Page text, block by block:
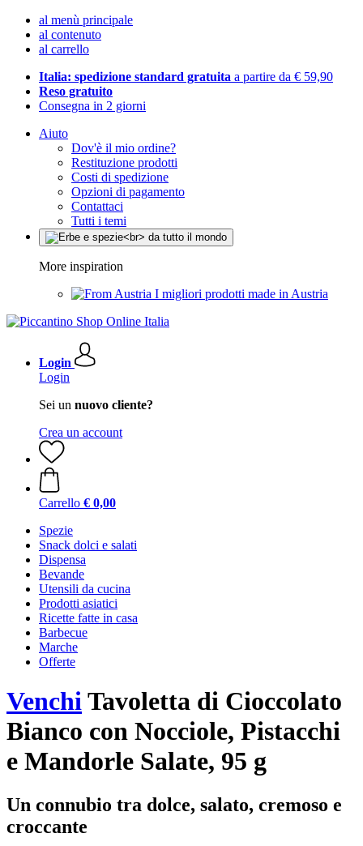
al menù principale
al contenuto
al carrello
Italia: spedizione standard gratuita a partire da € 59,90
Reso gratuito
Consegna in 2 giorni
Aiuto
Dov'è il mio ordine?
Restituzione prodotti
Costi di spedizione
Opzioni di pagamento
Contattaci
Tutti i temi
More inspiration
I migliori prodotti made in Austria
Login
Login
Sei un nuovo cliente?
Crea un account
Carrello € 0,00
Spezie
Snack dolci e salati
Dispensa
Bevande
Utensili da cucina
Prodotti asiatici
Ricette fatte in casa
Barbecue
Marche
Offerte
VenchiTavoletta di Cioccolato
Bianco con Nocciole, Pistacchi
e Mandorle Salate, 95 g
Un connubio tra dolce, salato, cremoso e
croccante